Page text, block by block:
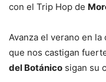
con el Trip Hop de
Avanza el verano en
que nos castigan
del Botánico sigan su